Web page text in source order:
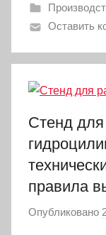
Оставить
Стенд для
правила
Опубликовано